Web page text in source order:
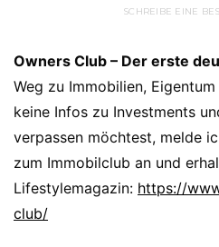
SCHREIBE EINE
Owners Club – Der erste
Weg zu Immobilien,
keine Infos zu Investments
verpassen möchtest, melde
zum Immobilclub an und
Lifestylemagazin: https://
club/